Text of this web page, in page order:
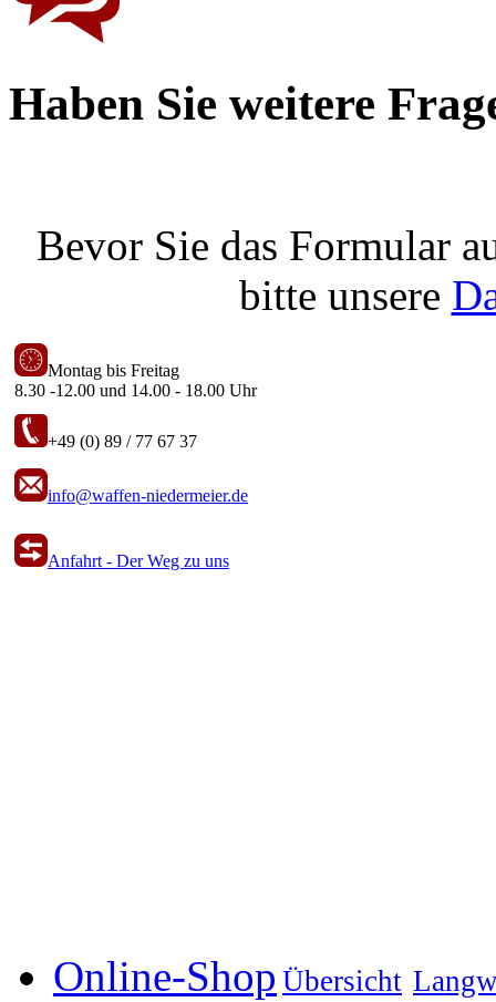
Haben Sie weitere
Bevor Sie das Formular
bitte unsere
Montag bis Freitag
8.30 -12.00 und 14.00 - 18.00 Uhr
+49 (0) 89 / 77 67 37
info@waffen-niedermeier.de
Anfahrt - Der Weg zu uns
Online-Shop Übersicht